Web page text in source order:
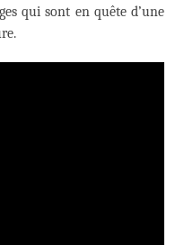
qui sont en quête d’une